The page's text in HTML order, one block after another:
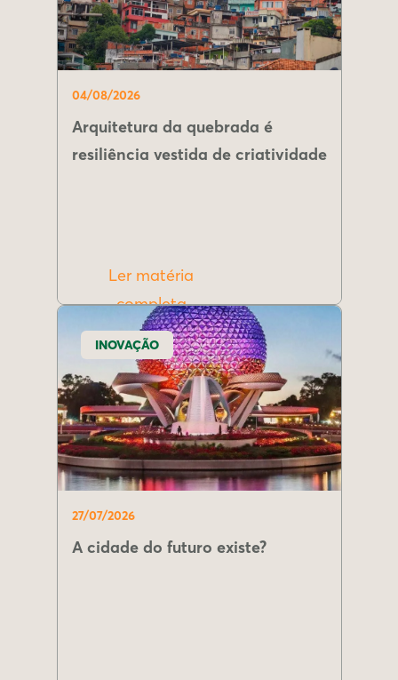
04/08/2026
Arquitetura da quebrada é
resiliência vestida de criatividade
Ler matéria
completa
INOVAÇÃO
27/07/2026
A cidade do futuro existe?